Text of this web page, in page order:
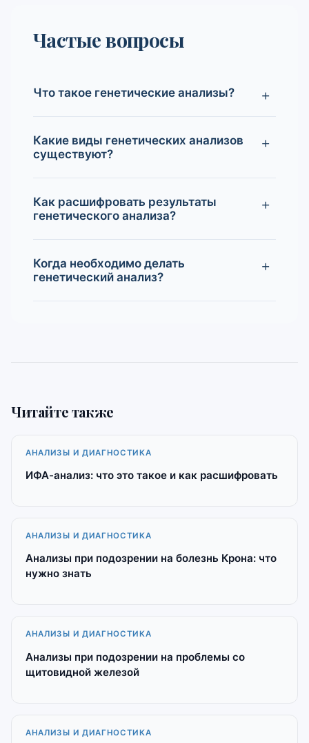
Частые вопросы
Что такое генетические анализы?
Какие виды генетических анализов
существуют?
Как расшифровать результаты
генетического анализа?
Когда необходимо делать
генетический анализ?
Читайте также
АНАЛИЗЫ И ДИАГНОСТИКА
ИФА-анализ: что это такое и как расшифровать
АНАЛИЗЫ И ДИАГНОСТИКА
Анализы при подозрении на болезнь Крона: что
нужно знать
АНАЛИЗЫ И ДИАГНОСТИКА
Анализы при подозрении на проблемы со
щитовидной железой
АНАЛИЗЫ И ДИАГНОСТИКА